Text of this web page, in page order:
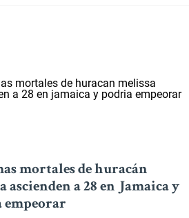
mortales de huracán
ascienden a 28 en Jamaica y
empeorar